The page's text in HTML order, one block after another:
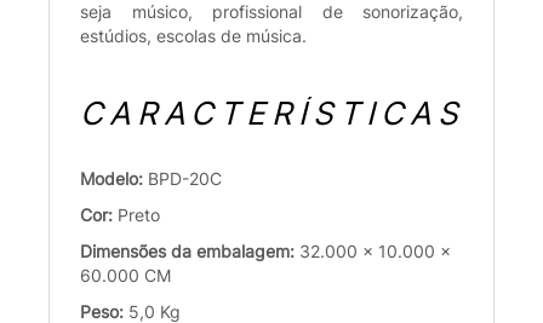
seja músico, profissional de sonorização,
estúdios, escolas de música.
CARACTERÍSTICAS
Modelo: BPD-20C
Cor: Preto
Dimensões da embalagem: 32.000 x 10.000 x
60.000 CM
Peso: 5,0 Kg